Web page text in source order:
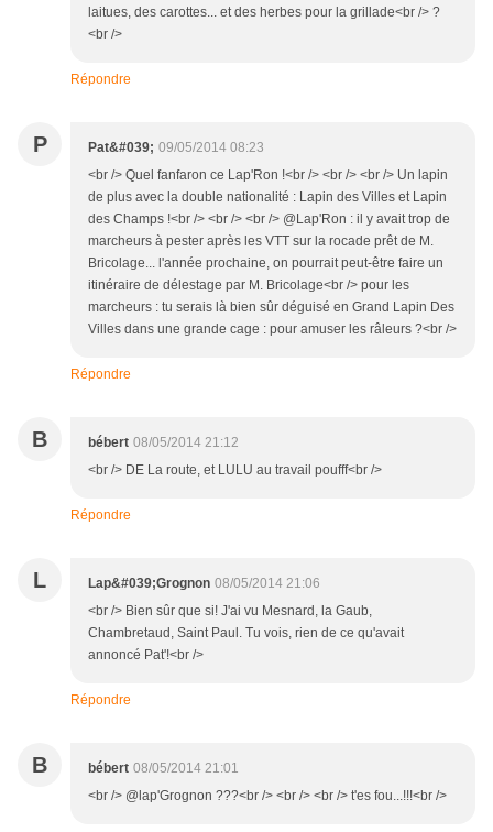
laitues, des carottes... et des herbes pour la grillade<br /> ?
<br />
Répondre
P Pat&#039; 09/05/2014 08:23
<br /> Quel fanfaron ce Lap'Ron !<br /> <br /> <br /> Un lapin
de plus avec la double nationalité : Lapin des Villes et Lapin
des Champs !<br /> <br /> <br /> @Lap'Ron : il y avait trop de
marcheurs à pester après les VTT sur la rocade prêt de M.
Bricolage... l'année prochaine, on pourrait peut-être faire un
itinéraire de délestage par M. Bricolage<br /> pour les
marcheurs : tu serais là bien sûr déguisé en Grand Lapin Des
Villes dans une grande cage : pour amuser les râleurs ?<br />
Répondre
B bébert 08/05/2014 21:12
<br /> DE La route, et LULU au travail poufff<br />
Répondre
L Lap&#039;Grognon 08/05/2014 21:06
<br /> Bien sûr que si! J'ai vu Mesnard, la Gaub,
Chambretaud, Saint Paul. Tu vois, rien de ce qu'avait
annoncé Pat'!<br />
Répondre
B bébert 08/05/2014 21:01
<br /> @lap'Grognon ???<br /> <br /> <br /> t'es fou...!!!<br />